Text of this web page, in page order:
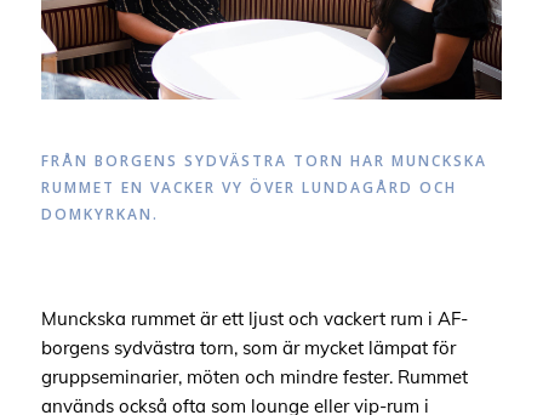
FRÅN BORGENS SYDVÄSTRA TORN HAR MUNCKSKA
RUMMET EN VACKER VY ÖVER LUNDAGÅRD OCH
DOMKYRKAN.
Munckska rummet är ett ljust och vackert rum i AF-
borgens sydvästra torn, som är mycket lämpat för
gruppseminarier, möten och mindre fester. Rummet
används också ofta som lounge eller vip-rum i